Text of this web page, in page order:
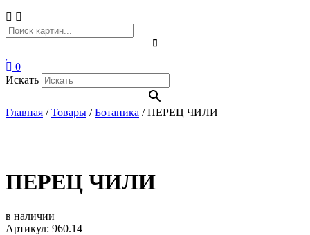
0
Искать
Главная /Товары /Ботаника /ПЕРЕЦ ЧИЛИ
ПЕРЕЦ ЧИЛИ
в наличии
Артикул: 960.14